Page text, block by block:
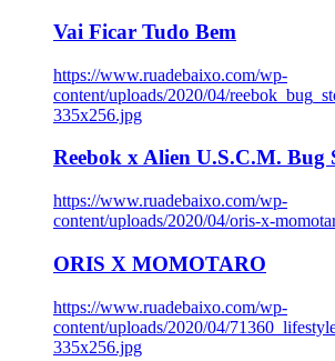
Vai Ficar Tudo Bem
https://www.ruadebaixo.com/wp-
content/uploads/2020/04/
335x256.jpg
Reebok x Alien U.S.C.M. Bug
https://www.ruadebaixo.com/wp-
content/uploads/2020/04/oris-x-
ORIS X MOMOTARO
https://www.ruadebaixo.com/wp-
content/uploads/2020/04/
335x256.jpg